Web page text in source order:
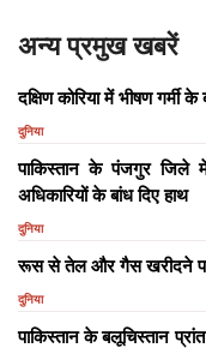
अन्य प्रमुख खबरें
दक्षिण कोरिया में भीषण गर्मी
दुनिया
पाकिस्तान के पंजगुर जिले
अधिकारियों के बांध दिए हाथ
दुनिया
रूस से तेल और गैस खरीदने पर
दुनिया
पाकिस्तान के बलूचिस्तान